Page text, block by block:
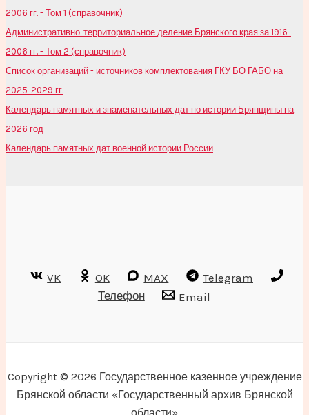
2006 гг. - Том 1 (справочник)
Административно-территориальное деление Брянского края за 1916-
2006 гг. - Том 2 (справочник)
Список организаций - источников комплектования ГКУ БО ГАБО на
2025-2029 гг.
Календарь памятных и знаменательных дат по истории Брянщины на
2026 год
Календарь памятных дат военной истории России
VK OK MAX
Telegram
Телефон
Email
Copyright © 2026 Государственное казенное учреждение
Брянской области «Государственный архив Брянской